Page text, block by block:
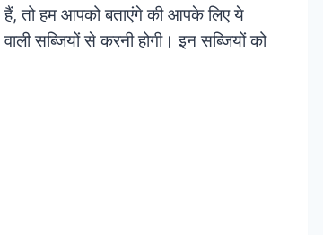
हैं, तो हम आपको बताएंगे की आपके लिए ये
सब्जियों से करनी होगी। इन सब्जियों को